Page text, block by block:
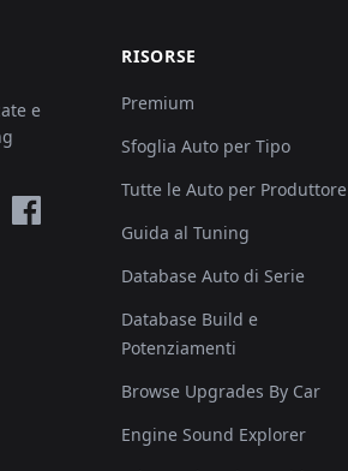
e
RISORSE
Premium
Sfoglia Auto per Tipo
Tutte le Auto per Produttore
Guida al Tuning
Database Auto di Serie
Database Build e
Potenziamenti
Browse Upgrades By Car
Engine Sound Explorer